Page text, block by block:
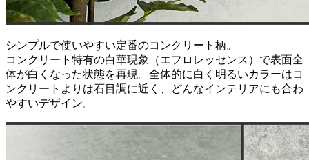
シンプルで使いやすい定番のコンクリート柄。
コンクリート特有の白華現象（エフロレッセンス）で表面全
体が白くなった状態を再現。全体的に白く明るいカラーはコ
ンクリートよりは石目調に近く、どんなインテリアにも合わ
やすいデザイン。